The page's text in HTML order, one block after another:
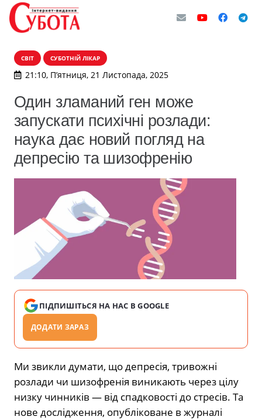
СВІТ СУБОТНІЙ ЛІКАР
21:10, П’ятниця, 21 Листопада, 2025
Один зламаний ген може
запускати психічні розлади:
наука дає новий погляд на
депресію та шизофренію
ПІДПИШІТЬСЯ НА НАС В GOOGLE
ДОДАТИ ЗАРАЗ
Ми звикли думати, що депресія, тривожні
розлади чи шизофренія виникають через цілу
низку чинників — від спадковості до стресів. Та
нове дослідження, опубліковане в журналі